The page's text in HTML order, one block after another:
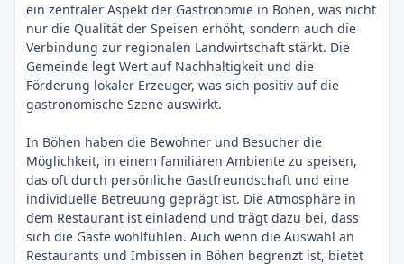
ein zentraler Aspekt der Gastronomie in Böhen, was nicht
nur die Qualität der Speisen erhöht, sondern auch die
Verbindung zur regionalen Landwirtschaft stärkt. Die
Gemeinde legt Wert auf Nachhaltigkeit und die
Förderung lokaler Erzeuger, was sich positiv auf die
gastronomische Szene auswirkt.
In Böhen haben die Bewohner und Besucher die
Möglichkeit, in einem familiären Ambiente zu speisen,
das oft durch persönliche Gastfreundschaft und eine
individuelle Betreuung geprägt ist. Die Atmosphäre in
dem Restaurant ist einladend und trägt dazu bei, dass
sich die Gäste wohlfühlen. Auch wenn die Auswahl an
Restaurants und Imbissen in Böhen begrenzt ist, bietet